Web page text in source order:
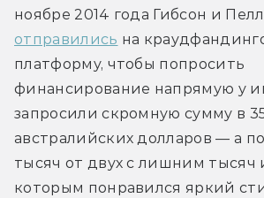
отправились на
платформу, чтобы попросить
финансирование напрямую у
запросили скромную сумму в
австралийских долларов — а
тысяч от двух с лишним тысяч
которым понравился яркий